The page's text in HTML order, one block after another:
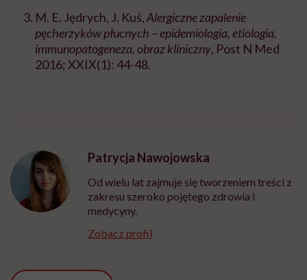
M. E. Jędrych, J. Kuś,Alergiczne zapalenie
pęcherzyków płucnych – epidemiologia, etiologia,
immunopatogeneza, obraz kliniczny, Post N Med
2016; XXIX(1): 44-48.
Patrycja Nawojowska
Od wielu lat zajmuje się tworzeniem treści z
zakresu szeroko pojętego zdrowia i
medycyny.
Zobacz profil